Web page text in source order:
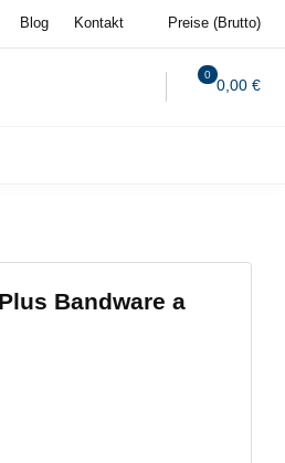
Blog Kontakt Preise (Brutto)
0
0,00 €
Bandware a